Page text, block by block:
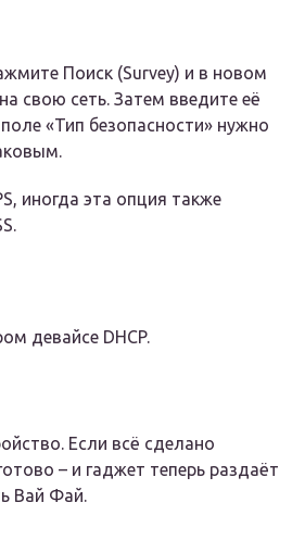
Поиск (Survey) и в новом
свою сеть. Затем введите её
«Тип безопасности» нужно
иногда эта опция также
девайсе DHCP.
Если всё сделано
– и гаджет теперь раздаёт
Вай Фай.